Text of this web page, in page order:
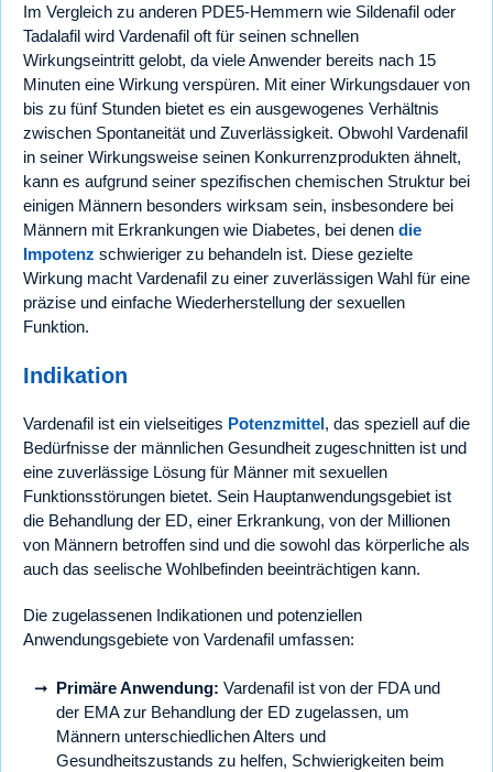
Im Vergleich zu anderen PDE5-Hemmern wie Sildenafil oder
Tadalafil wird Vardenafil oft für seinen schnellen
Wirkungseintritt gelobt, da viele Anwender bereits nach 15
Minuten eine Wirkung verspüren. Mit einer Wirkungsdauer von
bis zu fünf Stunden bietet es ein ausgewogenes Verhältnis
zwischen Spontaneität und Zuverlässigkeit. Obwohl Vardenafil
in seiner Wirkungsweise seinen Konkurrenzprodukten ähnelt,
kann es aufgrund seiner spezifischen chemischen Struktur bei
einigen Männern besonders wirksam sein, insbesondere bei
Männern mit Erkrankungen wie Diabetes, bei denen die
Impotenz schwieriger zu behandeln ist. Diese gezielte
Wirkung macht Vardenafil zu einer zuverlässigen Wahl für eine
präzise und einfache Wiederherstellung der sexuellen
Funktion.
Indikation
Vardenafil ist ein vielseitiges Potenzmittel, das speziell auf die
Bedürfnisse der männlichen Gesundheit zugeschnitten ist und
eine zuverlässige Lösung für Männer mit sexuellen
Funktionsstörungen bietet. Sein Hauptanwendungsgebiet ist
die Behandlung der ED, einer Erkrankung, von der Millionen
von Männern betroffen sind und die sowohl das körperliche als
auch das seelische Wohlbefinden beeinträchtigen kann.
Die zugelassenen Indikationen und potenziellen
Anwendungsgebiete von Vardenafil umfassen:
Primäre Anwendung: Vardenafil ist von der FDA und
der EMA zur Behandlung der ED zugelassen, um
Männern unterschiedlichen Alters und
Gesundheitszustands zu helfen, Schwierigkeiten beim